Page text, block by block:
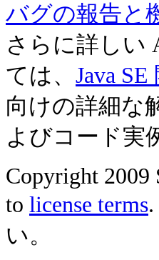
バグの報告と
さらに詳しい
ては、 Java
向けの詳細な
よびコード実
Copyright 2009
to license terms.
い。